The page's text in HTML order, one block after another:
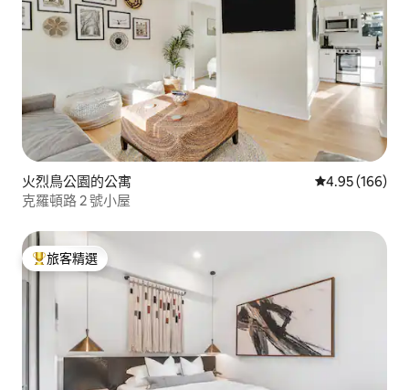
火烈鳥公園的公寓 從 166 則評價
4.95 (166)
克羅頓路 2 號小屋
旅客精選榜首
旅客精選